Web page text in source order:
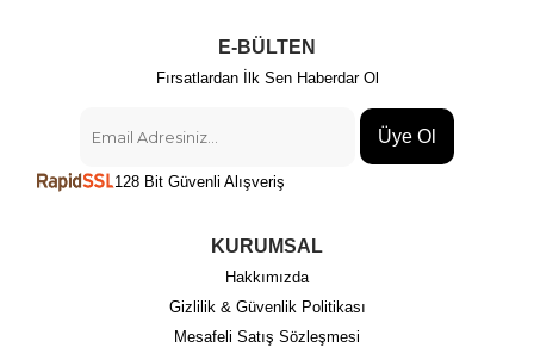
E-BÜLTEN
Fırsatlardan İlk Sen Haberdar Ol
Üye Ol
128 Bit Güvenli Alışveriş
KURUMSAL
Hakkımızda
Gizlilik & Güvenlik Politikası
Mesafeli Satış Sözleşmesi